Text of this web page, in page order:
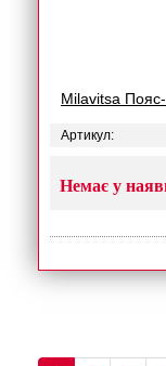
Milavitsa
Артикул:
Немає у